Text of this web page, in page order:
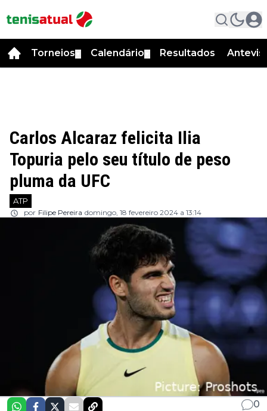
Torneios Calendário Resultados
Carlos Alcaraz felicita Ilia
Topuria pelo seu título de peso
pluma da UFC
ATP
por Filipe Pereira domingo, 18 fevereiro 2024 a 13:14
0